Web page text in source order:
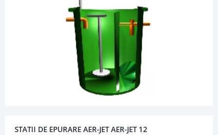
STATII DE EPURARE AER-JET AER-JET 12